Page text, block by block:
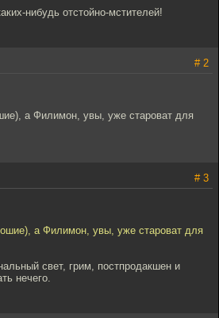
нибудь отстойно-мстителей!
# 2
а Филимон, увы, уже староват для
# 3
а Филимон, увы, уже староват для
свет, грим, постпродакшен и
нечего.